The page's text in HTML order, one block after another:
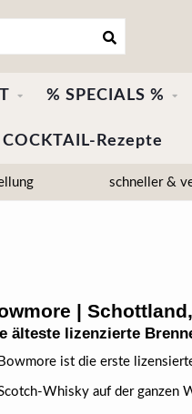
% SPECIALS %
Rezepte
schneller &
|
älteste lizenzierte
Bowmore ist die erste
Whisky auf der ganzen